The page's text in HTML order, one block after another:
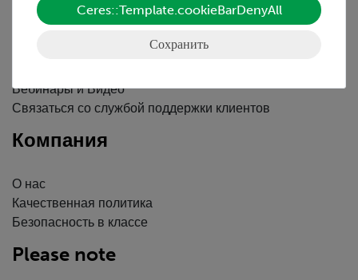
Вебинары и Видео
Связаться со службой поддержки клиентов
Компания
О нас
Качественная политика
Безопасность в классе
Please note
Ceres::Template.cookieBarDenyAll
Сохранить